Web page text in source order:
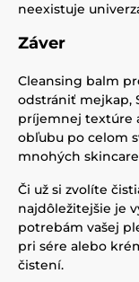
neexistuje
Záver
Cleansing balm
odstrániť mejkap,
príjemnej textúre
obľubu po celom
mnohých
Či už si zvolíte
najdôležitejšie je
potrebám vašej
pri sére alebo
čistení.